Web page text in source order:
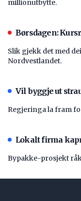
millionutbytte.
Børsdagen:
Slik gjekk det med
Nordvestlandet.
Vil byggje ut
Regjeringa la fram
Lokalt firma
Bypakke-prosjekt